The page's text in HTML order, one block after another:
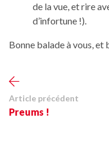
de la vue, et rire
d’infortune !).
Bonne balade à vous,
Article précédent
Preums !